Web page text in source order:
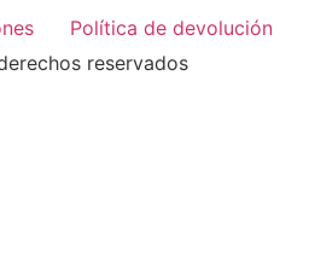
Política de devolución
reservados